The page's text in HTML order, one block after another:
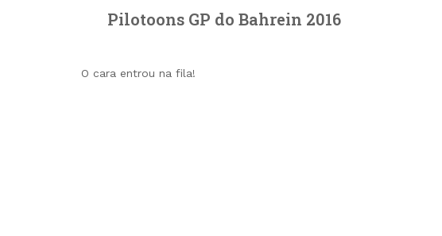
Pilotoons GP do Bahrein 2016
O cara entrou na fila!